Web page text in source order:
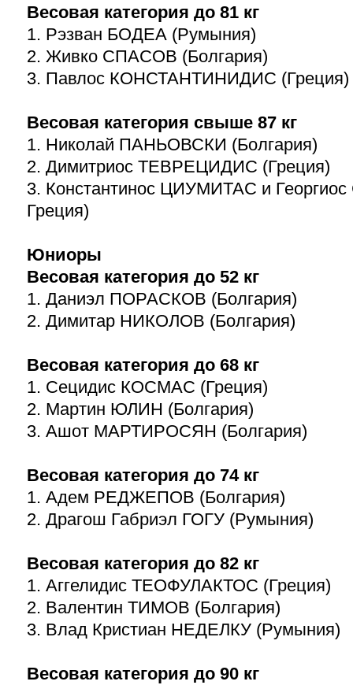
Весовая категория до 81 кг
1. Рэзван БОДЕА (Румыния)
2. Живко СПАСОВ (Болгария)
3. Павлос КОНСТАНТИНИДИС (Греция)
Весовая категория свыше 87 кг
1. Николай ПАНЬОВСКИ (Болгария)
2. Димитриос ТЕВРЕЦИДИС (Греция)
3. Константинос ЦИУМИТАС и
Греция)
Юниоры
Весовая категория до 52 кг
1. Даниэл ПОРАСКОВ (Болгария)
2. Димитар НИКОЛОВ (Болгария)
Весовая категория до 68 кг
1. Сецидис КОСМАС (Греция)
2. Мартин ЮЛИН (Болгария)
3. Ашот МАРТИРОСЯН (Болгария)
Весовая категория до 74 кг
1. Адем РЕДЖЕПОВ (Болгария)
2. Драгош Габриэл ГОГУ (Румыния)
Весовая категория до 82 кг
1. Аггелидис ТЕОФУЛАКТОС (Греция)
2. Валентин ТИМОВ (Болгария)
3. Влад Кристиан НЕДЕЛКУ (Румыния)
Весовая категория до 90 кг